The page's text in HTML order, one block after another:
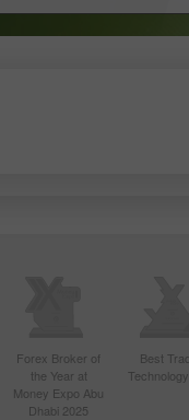
Forex Broker of
the Year at
Money Expo Abu
Dhabi 2025
Best